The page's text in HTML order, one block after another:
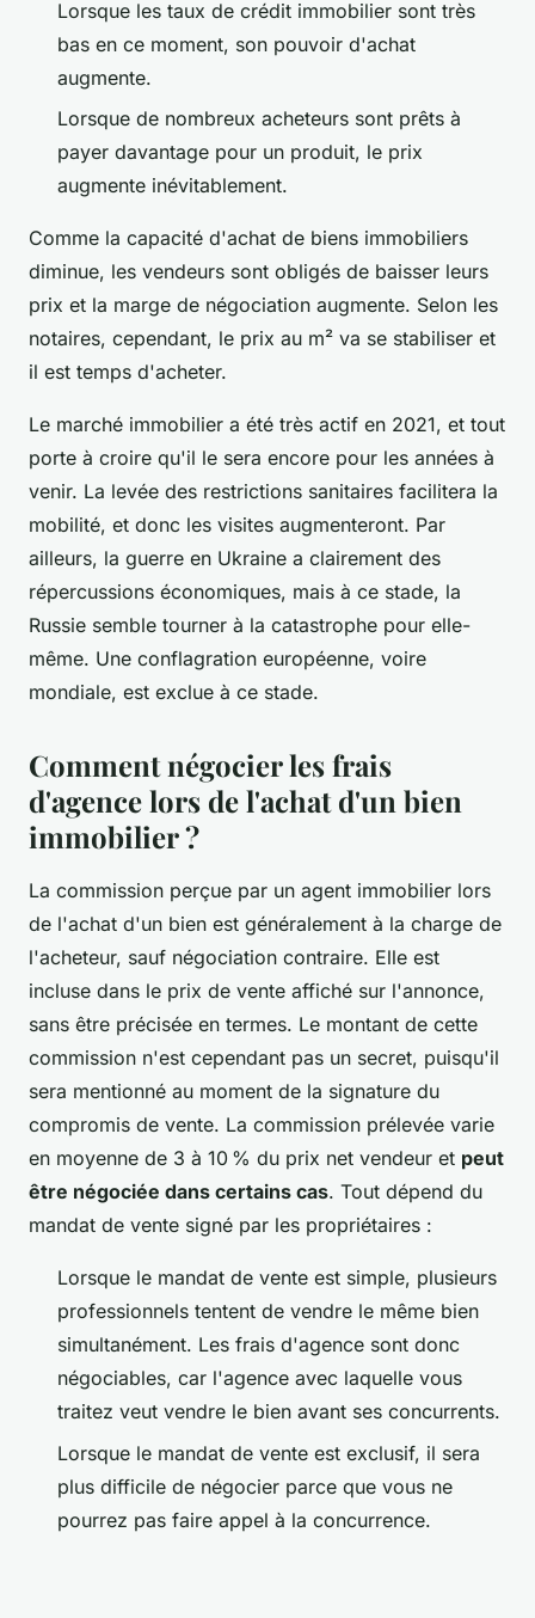
Lorsque les taux de crédit immobilier sont très
bas en ce moment, son pouvoir d'achat
augmente.
Lorsque de nombreux acheteurs sont prêts à
payer davantage pour un produit, le prix
augmente inévitablement.
Comme la capacité d'achat de biens immobiliers
diminue, les vendeurs sont obligés de baisser leurs
prix et la marge de négociation augmente. Selon les
notaires, cependant, le prix au m² va se stabiliser et
il est temps d'acheter.
Le marché immobilier a été très actif en 2021, et tout
porte à croire qu'il le sera encore pour les années à
venir. La levée des restrictions sanitaires facilitera la
mobilité, et donc les visites augmenteront. Par
ailleurs, la guerre en Ukraine a clairement des
répercussions économiques, mais à ce stade, la
Russie semble tourner à la catastrophe pour elle-
même. Une conflagration européenne, voire
mondiale, est exclue à ce stade.
Comment négocier les frais
d'agence lors de l'achat d'un bien
immobilier ?
La commission perçue par un agent immobilier lors
de l'achat d'un bien est généralement à la charge de
l'acheteur, sauf négociation contraire. Elle est
incluse dans le prix de vente affiché sur l'annonce,
sans être précisée en termes. Le montant de cette
commission n'est cependant pas un secret, puisqu'il
sera mentionné au moment de la signature du
compromis de vente. La commission prélevée varie
en moyenne de 3 à 10 % du prix net vendeur et peut
être négociée dans certains cas. Tout dépend du
mandat de vente signé par les propriétaires :
Lorsque le mandat de vente est simple, plusieurs
professionnels tentent de vendre le même bien
simultanément. Les frais d'agence sont donc
négociables, car l'agence avec laquelle vous
traitez veut vendre le bien avant ses concurrents.
Lorsque le mandat de vente est exclusif, il sera
plus difficile de négocier parce que vous ne
pourrez pas faire appel à la concurrence.